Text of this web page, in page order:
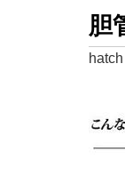
胆
hatch